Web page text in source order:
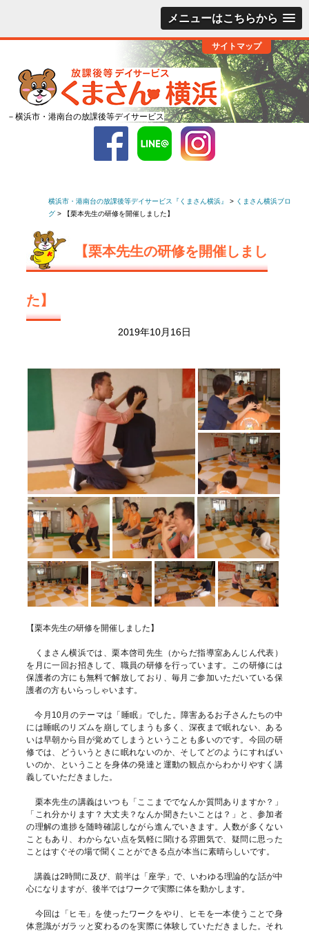
メニューはこちらから
サイトマップ
－横浜市・港南台の放課後等デイサービス
横浜市・港南台の放課後等デイサービス『くまさん横浜』 > くまさん横浜ブロ
グ > 【栗本先生の研修を開催しました】
【栗本先生の研修を開催しまし
た】
2019年10月16日
【栗本先生の研修を開催しました】
くまさん横浜では、栗本啓司先生（からだ指導室あんじん代表）
を月に一回お招きして、職員の研修を行っています。この研修には
保護者の方にも無料で解放しており、毎月ご参加いただいている保
護者の方もいらっしゃいます。
今月10月のテーマは「睡眠」でした。障害あるお子さんたちの中
には睡眠のリズムを崩してしまうも多く、深夜まで眠れない、ある
いは早朝から目が覚めてしまうということも多いのです。今回の研
修では、どういうときに眠れないのか、そしてどのようにすればい
いのか、ということを身体の発達と運動の観点からわかりやすく講
義していただきました。
栗本先生の講義はいつも「ここまででなんか質問ありますか？」
「これ分かります？大丈夫？なんか聞きたいことは？」と、参加者
の理解の進捗を随時確認しながら進んでいきます。人数が多くない
こともあり、わからない点を気軽に聞ける雰囲気で、疑問に思った
ことはすぐその場で聞くことができる点が本当に素晴らしいです。
講義は2時間に及び、前半は「座学」で、いわゆる理論的な話が中
心になりますが、後半ではワークで実際に体を動かします。
今回は「ヒモ」を使ったワークをやり、ヒモを一本使うことで身
体意識がガラッと変わるのを実際に体験していただきました。それ